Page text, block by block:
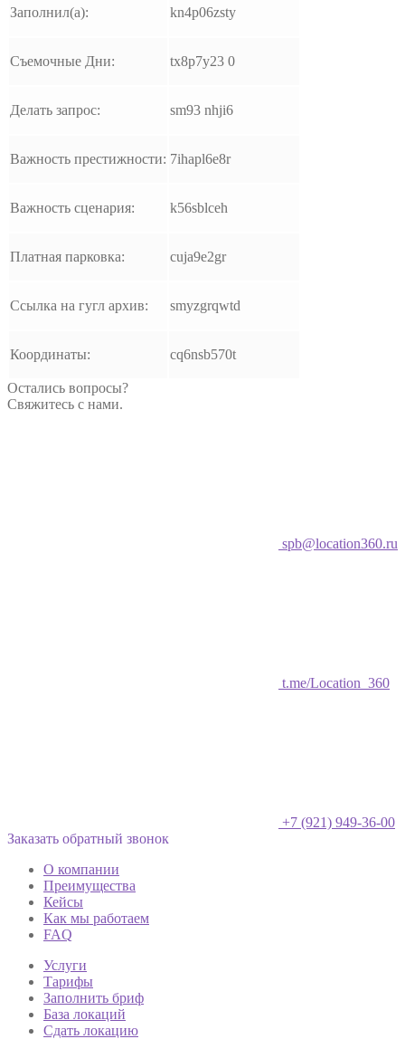
Заполнил(а): kn4p06zsty
Съемочные Дни: tx8p7y23 0
Делать запрос: sm93 nhji6
Важность престижности: 7ihapl6e8r
Важность сценария: k56sblceh
Платная парковка: cuja9e2gr
Ссылка на гугл архив: smyzgrqwtd
Координаты: cq6nsb570t
Остались вопросы?
Свяжитесь с нами.
spb@location360.ru
t.me/Location_360
+7 (921) 949-36-00
Заказать обратный звонок
О компании
Преимущества
Кейсы
Как мы работаем
FAQ
Услуги
Тарифы
Заполнить бриф
База локаций
Сдать локацию